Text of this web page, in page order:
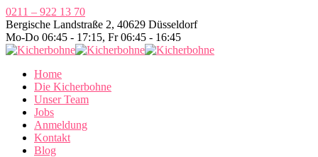
0211 – 922 13 70
Bergische Landstraße 2, 40629 Düsseldorf
Mo-Do 06:45 - 17:15, Fr 06:45 - 16:45
Home
Die Kicherbohne
Unser Team
Jobs
Anmeldung
Kontakt
Blog